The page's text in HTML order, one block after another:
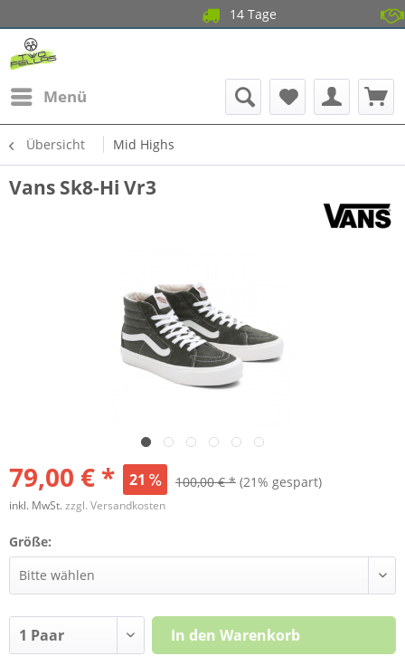
14 Tage Gratis
Menü
Übersicht Mid Highs
Vans Sk8-Hi Vr3
79,00 € * 21 100,00 € * (21% gespart)
inkl. MwSt.zzgl. Versandkosten
Größe:
In den Warenkorb